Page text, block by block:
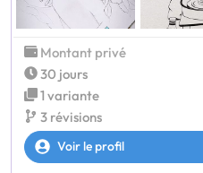
Montant privé
30 jours
1 variante
3 révisions
Voir le profil